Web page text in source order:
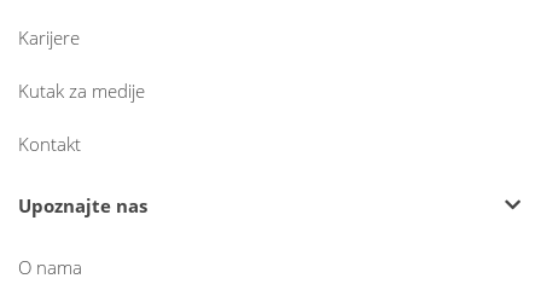
Karijere
Kutak za medije
Kontakt
Upoznajte nas
O nama